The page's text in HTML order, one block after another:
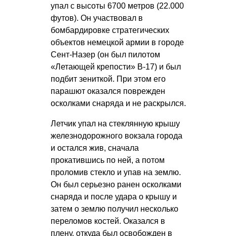
упал с высоты 6700 метров (22.000
футов). Он участвовал в
бомбардировке стратегических
объектов немецкой армии в городе
Сент-Назер (он был пилотом
«Летающей крепости» В-17) и был
подбит зениткой. При этом его
парашют оказался поврежден
осколками снаряда и не раскрылся.
Летчик упал на стеклянную крышу
железнодорожного вокзала города
и остался жив, сначала
прокатившись по ней, а потом
проломив стекло и упав на землю.
Он был серьезно ранен осколками
снаряда и после удара о крышу и
затем о землю получил несколько
переломов костей. Оказался в
плену, откуда был освобожден в